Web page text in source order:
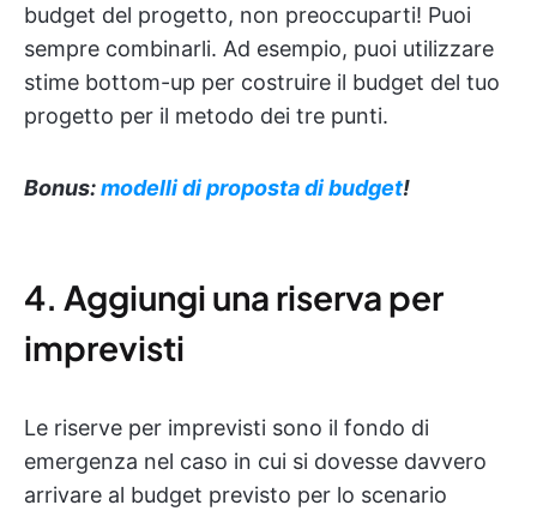
budget del progetto, non preoccuparti! Puoi
sempre combinarli. Ad esempio, puoi utilizzare
stime bottom-up per costruire il budget del tuo
progetto per il metodo dei tre punti.
Bonus:modelli di proposta di budget!
4. Aggiungi una riserva per
imprevisti
Le riserve per imprevisti sono il fondo di
emergenza nel caso in cui si dovesse davvero
arrivare al budget previsto per lo scenario